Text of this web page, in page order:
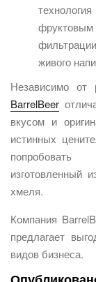
живого
Независимо от
BarrelBeer
вкусом и
истинных
попробовать
изготовленный
хмеля.
Компания
предлагает
видов бизнеса.